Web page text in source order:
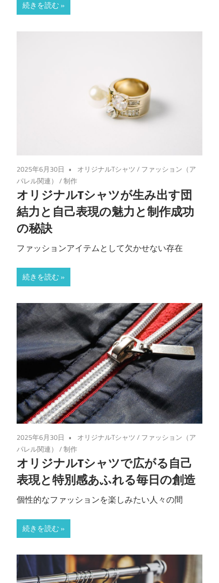
続きを読む
2025年6月30日 オリジナルTシャツ/ ファッション（ア
パレル関連） /制作
オリジナルTシャツが生み出す団
結力と自己表現の魅力と制作成功
の秘訣
ファッションアイテムとして欠かせない存在
続きを読む
2025年6月30日 オリジナルTシャツ/ ファッション（ア
パレル関連） /制作
オリジナルTシャツで広がる自己
表現と特別感あふれる毎日の創造
個性的なファッションを楽しみたい人々の間
続きを読む